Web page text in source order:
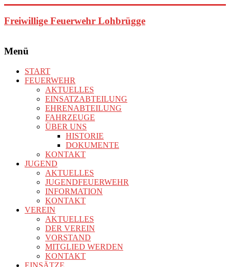
Inhalt
springen
Freiwillige Feuerwehr Lohbrügge
Menü
START
FEUERWEHR
AKTUELLES
EINSATZABTEILUNG
EHRENABTEILUNG
FAHRZEUGE
ÜBER UNS
HISTORIE
DOKUMENTE
KONTAKT
JUGEND
AKTUELLES
JUGENDFEUERWEHR
INFORMATION
KONTAKT
VEREIN
AKTUELLES
DER VEREIN
VORSTAND
MITGLIED WERDEN
KONTAKT
EINSÄTZE